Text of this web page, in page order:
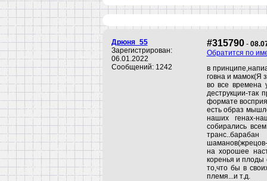
Дрюня_55
Зарегистрирован:
06.01.2022
Сообщений: 1242
#315790-
Обратится по
в
говна и мамок(Я
во все времена
деструкции-так
формате
есть образ
наших генах-
собирались
на хорошее
коренья и плоды
то,что бы в
племя...и т.д.